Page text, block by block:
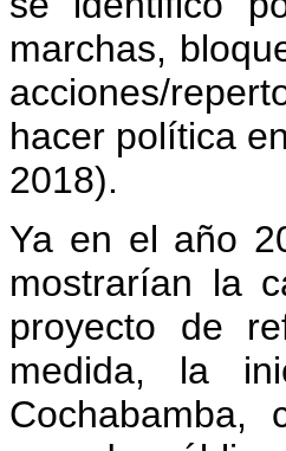
marchas,
acciones/
hacer política
2018).
Ya en el año
mostrarían la
proyecto de
medida, la
Cochabamba,